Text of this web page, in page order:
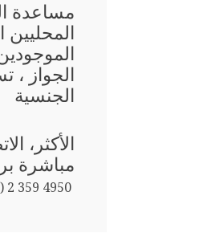
مساعدة
الجواز ،
الجنسية
الأكثر،
مباشرة
2 359 4950